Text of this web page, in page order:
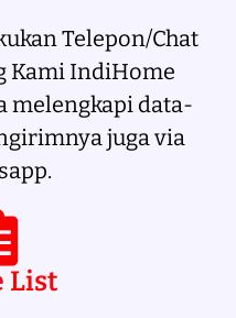
Telepon/Chat
Kami IndiHome
melengkapi data-
juga via
List